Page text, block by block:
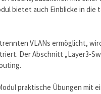
bietet auch Einblicke in
VLANs ermöglicht,
Der Abschnitt „Layer3-
praktische Übungen mit